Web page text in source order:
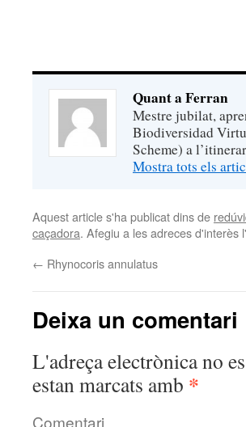
Quant a Ferran
Mestre jubilat,
Biodiversidad
Scheme) a
Mostra tots els
Aquest article s'ha publicat dins de
caçadora. Afegiu a les adreces d'interès l'
← Rhynocoris annulatus
Deixa un comentari
L'adreça electrònica no
estan marcats amb *
Comentari